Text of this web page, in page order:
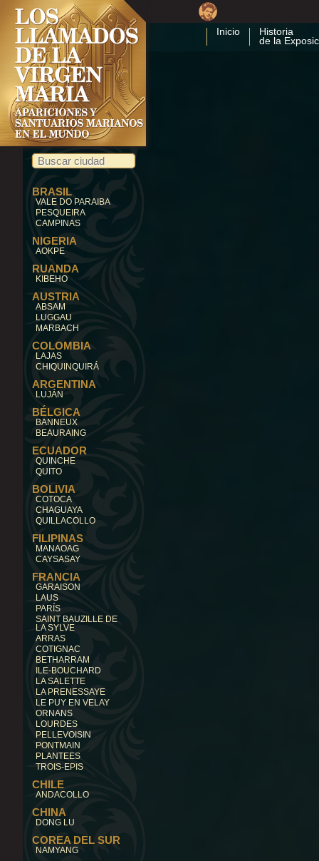
Inicio
Historia
de la
BRASIL
VALE DO PARAIBA
PESQUEIRA
CAMPINAS
NIGERIA
AOKPE
RUANDA
KIBEHO
AUSTRIA
ABSAM
LUGGAU
MARBACH
COLOMBIA
LAJAS
CHIQUINQUIRÁ
ARGENTINA
LUJÁN
BÉLGICA
BANNEUX
BEAURAING
ECUADOR
QUINCHE
QUITO
BOLIVIA
COTOCA
CHAGUAYA
QUILLACOLLO
FILIPINAS
MANAOAG
CAYSASAY
FRANCIA
GARAISON
LAUS
PARÍS
SAINT BAUZILLE DE
LA SYLVE
ARRAS
COTIGNAC
BETHARRAM
ILE-BOUCHARD
LA SALETTE
LA PRENESSAYE
LE PUY EN VELAY
ORNANS
LOURDES
PELLEVOISIN
PONTMAIN
PLANTEES
TROIS-EPIS
CHILE
ANDACOLLO
CHINA
DONG LU
COREA DEL SUR
NAMYANG